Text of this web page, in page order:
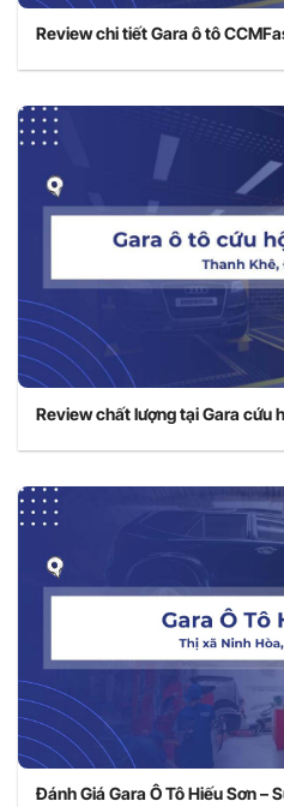
Review chi tiết Gara ô tô
Review chất lượng tại Gara cứu
Đánh Giá Gara Ô Tô Hiếu Sơn –